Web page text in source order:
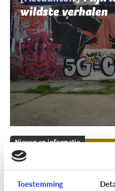
Toestemming
wildste verhalen
Nieuws en informatie
[Klik & Print]